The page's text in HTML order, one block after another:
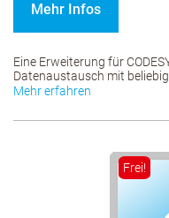
Mehr Infos
Eine Erweiterung für
Datenaustausch mit
Mehr erfahren
Frei!